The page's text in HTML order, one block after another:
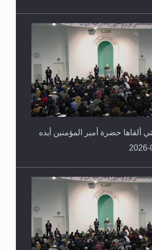
ألقاها حضرة أمير المؤمنين أيده